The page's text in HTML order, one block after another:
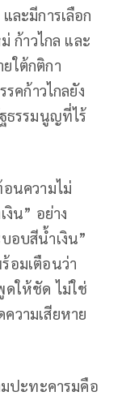
ละมีการเลือก
ก้าวไกล และ
ใต้กติกา
คก้าวไกลยัง
ธรรมนูญที่ไร้
นความไม่
งิน” อย่าง
อบสีน้ำเงิน”
อมเตือนว่า
ดให้ชัด ไม่ใช่
วามเสียหาย
มปะทะคารมคือ